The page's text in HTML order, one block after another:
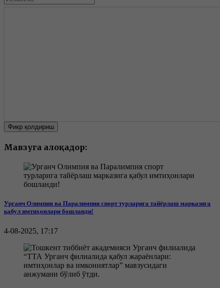
Фикр қолдириш
Мавзуга алоқадор:
Урганч Олимпия ва Паралимпия спорт турларига тайёрлаш марказига
қабул имтиҳонлари бошланди!
4-08-2025, 17:17